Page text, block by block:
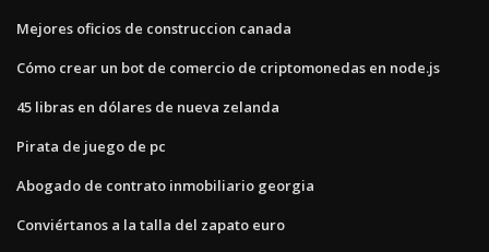
Mejores oficios de construccion canada
Cómo crear un bot de comercio de criptomonedas en node.js
45 libras en dólares de nueva zelanda
Pirata de juego de pc
Abogado de contrato inmobiliario georgia
Conviértanos a la talla del zapato euro